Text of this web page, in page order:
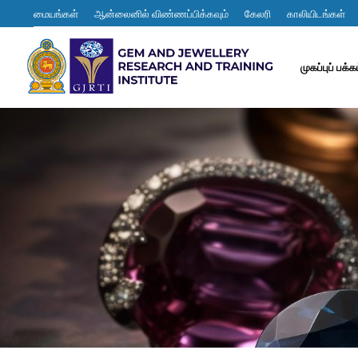
மையங்கள் ஆன்லைனில் விண்ணப்பிக்கவும் கேலரி காலியிடங்கள்
முகப்புப்